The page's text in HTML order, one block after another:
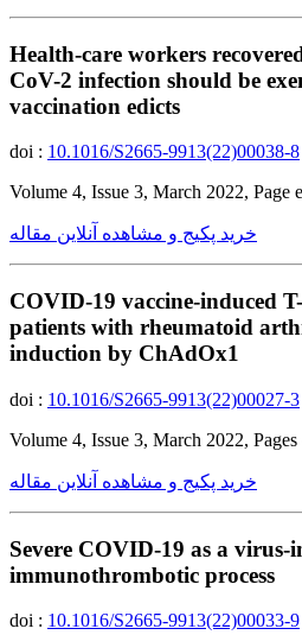
Health-care workers
CoV-2 infection should be
vaccination edicts
doi : 10.1016/S2665-9913(22)00038-8
Volume 4, Issue 3, March 2022, Page
خرید پکیج و مشاهده آنلاین مقاله
COVID-19 vaccine-induced
patients with rheumatoid
induction by ChAdOx1
doi : 10.1016/S2665-9913(22)00027-3
Volume 4, Issue 3, March 2022, Pages
خرید پکیج و مشاهده آنلاین مقاله
Severe COVID-19 as a virus-
immunothrombotic process
doi : 10.1016/S2665-9913(22)00033-9